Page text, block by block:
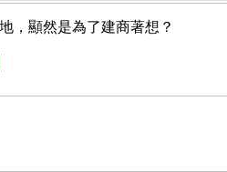
，顯然是為了建商著想？